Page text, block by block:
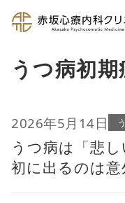
ン
ン
ツ
へ
うつ病初期
2026年5月14日
うつ病は「悲
初に出るのは